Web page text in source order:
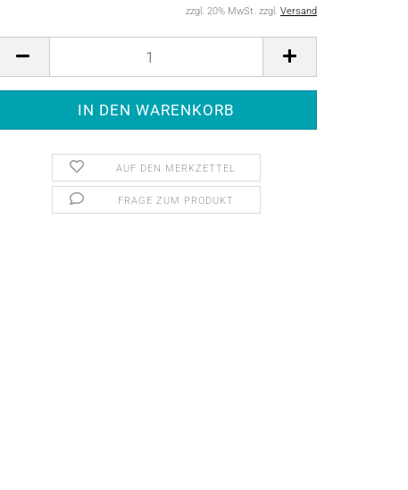
zzgl. 20% MwSt. zzgl. Versand
AUF DEN MERKZETTEL
FRAGE ZUM PRODUKT